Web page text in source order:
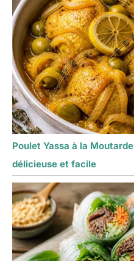
Poulet Yassa à la
délicieuse et facile